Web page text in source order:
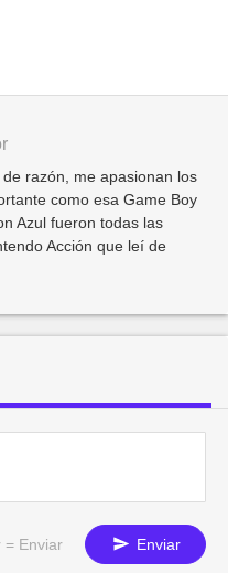
razón, me apasionan los
como esa Game Boy
Azul fueron todas las
Acción que leí de
= Enviar Enviar